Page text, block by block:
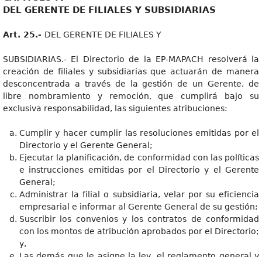
DEL GERENTE DE FILIALES Y SUBSIDIARIAS
Art. 25.- DEL GERENTE DE FILIALES Y
SUBSIDIARIAS.- El Directorio de la EP-MAPACH resolverá la
creación de filiales y subsidiarias que actuarán de manera
desconcentrada a través de la gestión de un Gerente, de
libre nombramiento y remoción, que cumplirá bajo su
exclusiva responsabilidad, las siguientes atribuciones:
Cumplir y hacer cumplir las resoluciones emitidas por el
Directorio y el Gerente General;
Ejecutar la planificación, de conformidad con las políticas
e instrucciones emitidas por el Directorio y el Gerente
General;
Administrar la filial o subsidiaria, velar por su eficiencia
empresarial e informar al Gerente General de su gestión;
Suscribir los convenios y los contratos de conformidad
con los montos de atribución aprobados por el Directorio;
y,